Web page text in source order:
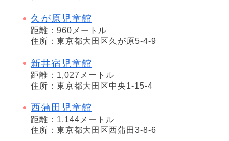
久が原児童館
距離：960メートル
住所：東京都大田区久が原5-4-9
新井宿児童館
距離：1,027メートル
住所：東京都大田区中央1-15-4
西蒲田児童館
距離：1,144メートル
住所：東京都大田区西蒲田3-8-6